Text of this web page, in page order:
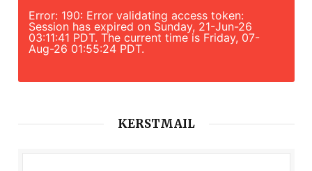
Error: 190: Error validating access token:
Session has expired on Sunday, 21-Jun-26
03:11:41 PDT. The current time is Friday, 07-
Aug-26 01:55:24 PDT.
KERSTMAIL